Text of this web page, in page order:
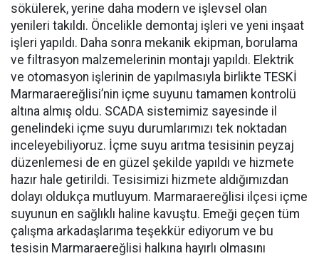
sökülerek, yerine daha modern ve işlevsel olan
yenileri takıldı. Öncelikle demontaj işleri ve yeni inşaat
işleri yapıldı. Daha sonra mekanik ekipman, borulama
ve filtrasyon malzemelerinin montajı yapıldı. Elektrik
ve otomasyon işlerinin de yapılmasıyla birlikte TESKİ
Marmaraereğlisi’nin içme suyunu tamamen kontrolü
altına almış oldu. SCADA sistemimiz sayesinde il
genelindeki içme suyu durumlarımızı tek noktadan
inceleyebiliyoruz. İçme suyu arıtma tesisinin peyzaj
düzenlemesi de en güzel şekilde yapıldı ve hizmete
hazır hale getirildi. Tesisimizi hizmete aldığımızdan
dolayı oldukça mutluyum. Marmaraereğlisi ilçesi içme
suyunun en sağlıklı haline kavuştu. Emeği geçen tüm
çalışma arkadaşlarıma teşekkür ediyorum ve bu
tesisin Marmaraereğlisi halkına hayırlı olmasını